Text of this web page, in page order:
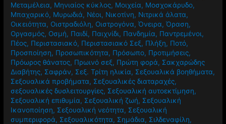
Μεταμέλεια, Μηνιαίος κύκλος, Μοιχεία, Μοσχοκάρυδο,
Μπαχαρικό, Μυρωδιά, Νέοι, Νικοτίνη, Νιτρικά άλατα,
Οικειότητα, Οιστραδιόλη, Οιστρογόνα,Όνειρα,Όραση,
Οργασμός, Οσμή, Παιδί, Παιχνίδι, Πανδημία, Παντρεμένοι,
Πέος, Περιστασιακό, Περιστασιακό Σεξ, Πλήξη, Ποτό,
Προσποίηση, Προσωπικότητα, Πρόσωπο, Προτιμήσεις,
Πρόωρος θάνατος, Πρωινό σεξ, Πρώτη φορά, Σακχαρώδης
Διαβήτης, Σαφράν, Σεξ. Τρίτη ηλικία, Σεξουαλικά βοηθήματα,
Σεξουαλικά προβήματα, Σεξουαλικές διαταραχές,
σεξουαλικές δυσλειτουργίες, Σεξουαλική αυτοεκτίμηση,
Σεξουαλική επιθυμία, Σεξουαλική ζωή, Σεξουαλική
Ικανοποίηση, Σεξουαλική νεότητα, Σεξουαλική
συμπεριφορά, Σεξουαλικότητα, Σημάδια, Σιλδεναφίλη,